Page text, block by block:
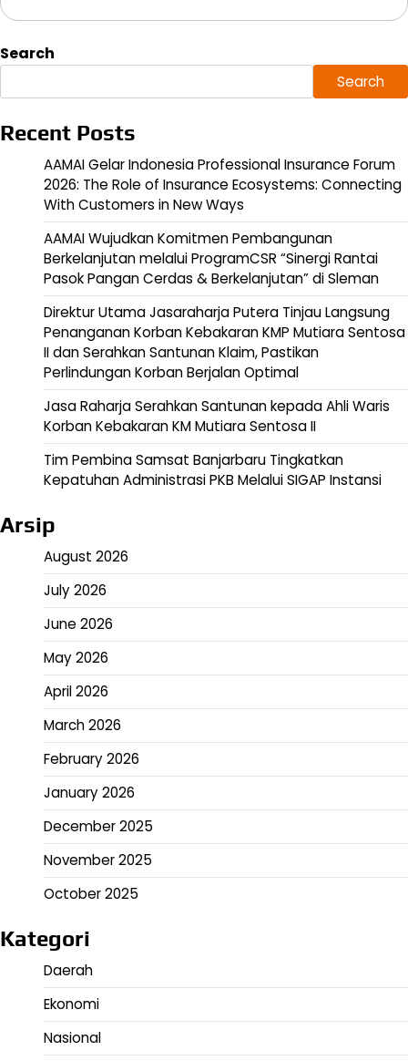
Search
Search
Recent Posts
AAMAI Gelar Indonesia Professional Insurance Forum
2026: The Role of Insurance Ecosystems: Connecting
With Customers in New Ways
AAMAI Wujudkan Komitmen Pembangunan
Berkelanjutan melalui ProgramCSR “Sinergi Rantai
Pasok Pangan Cerdas & Berkelanjutan” di Sleman
Direktur Utama Jasaraharja Putera Tinjau Langsung
Penanganan Korban Kebakaran KMP Mutiara Sentosa
II dan Serahkan Santunan Klaim, Pastikan
Perlindungan Korban Berjalan Optimal
Jasa Raharja Serahkan Santunan kepada Ahli Waris
Korban Kebakaran KM Mutiara Sentosa II
Tim Pembina Samsat Banjarbaru Tingkatkan
Kepatuhan Administrasi PKB Melalui SIGAP Instansi
Arsip
August 2026
July 2026
June 2026
May 2026
April 2026
March 2026
February 2026
January 2026
December 2025
November 2025
October 2025
Kategori
Daerah
Ekonomi
Nasional